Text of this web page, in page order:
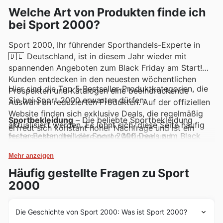
Welche Art von Produkten finde ich
bei Sport 2000?
Sport 2000, Ihr führender Sporthandels-Experte in
🇩🇪 Deutschland, ist in diesem Jahr wieder mit
spannenden Angeboten zum Black Friday am Start!
Kunden entdecken in den neuesten wöchentlichen
Prospekten und Katalogen eine beeindruckende
Auswahl an reduzierten Produkten. Auf der offiziellen
Website finden sich exklusive Deals, die regelmäßig
aktualisiert werden. Es lohnt sich, diese Seite häufig
zu besuchen, um keine neuen Aktionen und
Hier sind die Top 5 Bestseller-Produktkategorien, die
Sie bei Sport 2000 erwarten dürfen:
Sportbekleidung– Die beliebte Sportbekleidung
erfreut sich konstant hoher Nachfrage und ist ein
fester Bestandteil der Sport 2000 Deals zum Black
aktuellen Angeboten wieder, und Kunden können sich
auf attraktive Rabatte freuen.
Sportschuhe
– Ob für Laufen, Training oder Freizeit –
Sportschuhe gehören zu den gefragtesten Produkten,
insbesondere während der Sport 2000 Black Friday
Sales. Entdecken Sie die neuesten Modelle und Top-
wöchentlichen Anzeigen.
Fitness-Equipment– Für alle, die zu Hause trainieren
Mehr anzeigen
Häufig gestellte Fragen zu Sport
2000
Die Geschichte von Sport 2000: Was ist Sport 2000?